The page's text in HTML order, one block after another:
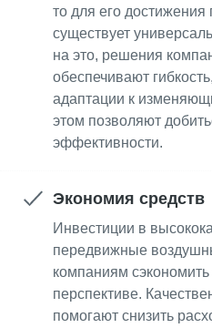
то для его достижения
существует
на это, решения
обеспечивают
адаптации к
этом позволяют
эффективности.
Экономия средств
Инвестиции в
передвижные
компаниям
перспективе.
помогают снизить